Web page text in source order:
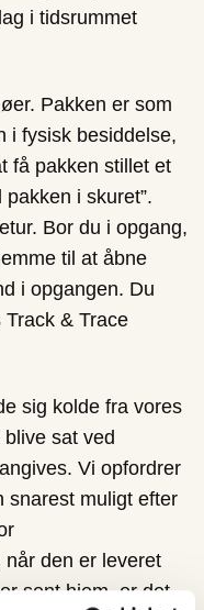
i tidsrummet
Pakken er som
i fysisk besiddelse,
få pakken stillet et
i skuret”.
Bor du i opgang,
til at åbne
i opgangen. Du
& Trace
sig kolde fra vores
sat ved
Vi opfordrer
muligt efter
den er leveret
sent hjem, er det